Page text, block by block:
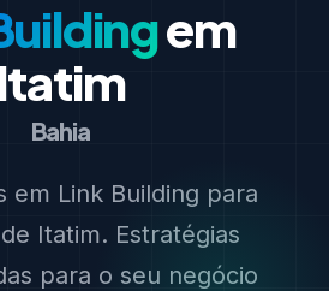
em
Itatim
Bahia
em Link Building para
Itatim. Estratégias
para o seu negócio